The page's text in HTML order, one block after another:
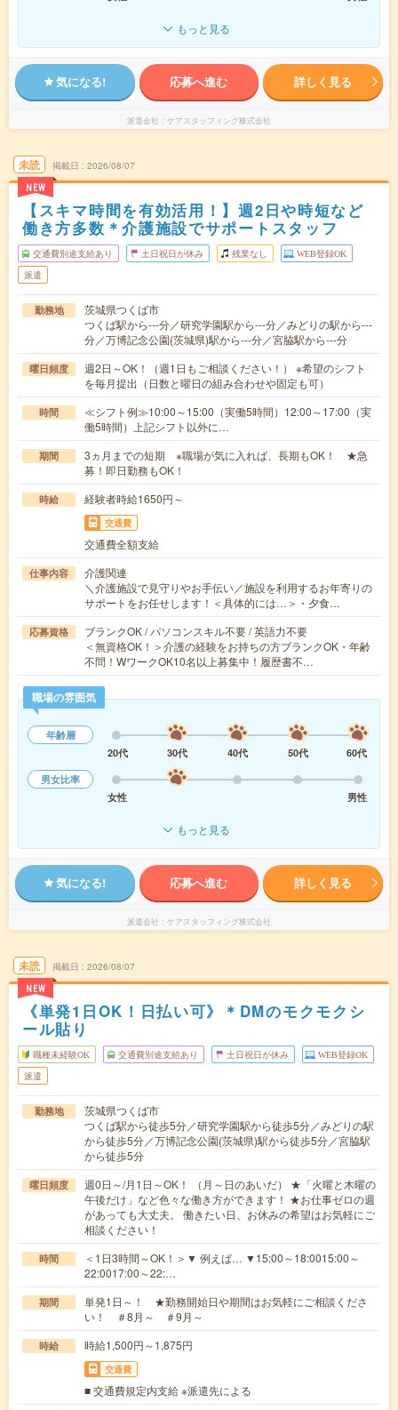
もっと見る
気になる! 応募へ進む 詳しく見る
派遣会社 ケアスタッフィング株式会社
未読
NEW
掲載日 2026/08/07
【スキマ時間を有効活用！】週2日や時短など
働き方多数＊介護施設でサポートスタッフ
交通費別途支給あり 土日祝日が休み 残業なし WEB登録OK
派遣
勤務地
茨城県つくば市
つくば駅から---分／研究学園駅から---分／みどりの駅から---
分／万博記念公園(茨城県)駅から---分／宮脇駅から---分
曜日頻度
週2日～OK！（週1日もご相談ください！） ※希望のシフト
を毎月提出（日数と曜日の組み合わせや固定も可）
時間
≪シフト例≫10:00～15:00（実働5時間）12:00～17:00（実
働5時間）上記シフト以外に…
期間
3ヵ月までの短期 ※職場が気に入れば、長期もOK！ ★急
募！即日勤務もOK！
時給 経験者時給1650円～
交通費
交通費全額支給
仕事内容
介護関連
＼介護施設で見守りやお手伝い／施設を利用するお年寄りの
サポートをお任せします！＜具体的には…＞・夕食…
応募資格
ブランクOK / パソコンスキル不要 / 英語力不要
＜無資格OK！＞介護の経験をお持ちの方ブランクOK・年齢
不問！WワークOK10名以上募集中！履歴書不…
職場の雰囲気
年齢層
20代
30代 40代 50代
60代
男女比率
女性
男性
もっと見る
気になる! 応募へ進む 詳しく見る
派遣会社 ケアスタッフィング株式会社
未読
NEW
掲載日 2026/08/07
《単発1日OK！日払い可》＊DMのモクモクシ
ール貼り
職種未経験OK 交通費別途支給あり 土日祝日が休み WEB登録OK
派遣
勤務地
茨城県つくば市
つくば駅から徒歩5分／研究学園駅から徒歩5分／みどりの駅
から徒歩5分／万博記念公園(茨城県)駅から徒歩5分／宮脇駅
から徒歩5分
曜日頻度
週0日～/月1日～OK！ （月～日のあいだ） ★「火曜と木曜の
午後だけ」など色々な働き方ができます！ ★お仕事ゼロの週
があっても大丈夫。 働きたい日、お休みの希望はお気軽にご
相談ください！
時間
＜1日3時間～OK！＞▼ 例えば… ▼15:00～18:0015:00～
22:0017:00～22:…
期間
単発1日～！ ★勤務開始日や期間はお気軽にご相談くださ
い！ ＃8月～ ＃9月～
時給 時給1,500円～1,875円
交通費
■ 交通費規定内支給 ※派遣先による